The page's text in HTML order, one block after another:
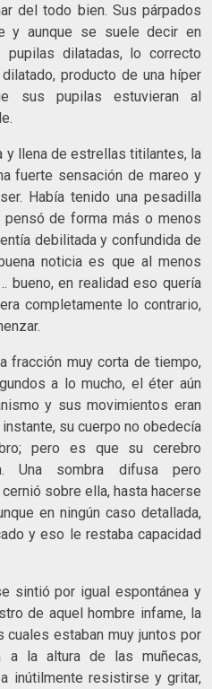
del todo bien. Sus párpados
y aunque se suele decir en
dilatadas, lo correcto
producto de una híper
sus pupilas estuvieran al
de estrellas titilantes, la
fuerte sensación de mareo y
Había tenido una pesadilla
de forma más o menos
debilitada y confundida de
noticia es que al menos
bueno, en realidad eso quería
completamente lo contrario,
muy corta de tiempo,
a lo mucho, el éter aún
y sus movimientos eran
su cuerpo no obedecía
pero es que su cerebro
Una sombra difusa pero
sobre ella, hasta hacerse
en ningún caso detallada,
y eso le restaba capacidad
por igual espontánea y
de aquel hombre infame, la
estaban muy juntos por
a la altura de las muñecas,
inútilmente resistirse y gritar,